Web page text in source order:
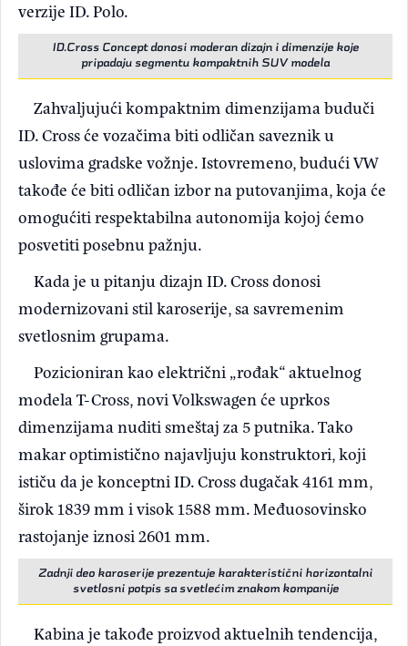
verzije ID. Polo.
ID.Cross Concept donosi moderan dizajn i dimenzije koje
pripadaju segmentu kompaktnih SUV modela
Zahvaljujući kompaktnim dimenzijama buduči
ID. Cross će vozačima biti odličan saveznik u
uslovima gradske vožnje. Istovremeno, budući VW
takođe će biti odličan izbor na putovanjima, koja će
omogućiti respektabilna autonomija kojoj ćemo
posvetiti posebnu pažnju.
Kada je u pitanju dizajn ID. Cross donosi
modernizovani stil karoserije, sa savremenim
svetlosnim grupama.
Pozicioniran kao električni „rođak“ aktuelnog
modela T-Cross, novi Volkswagen će uprkos
dimenzijama nuditi smeštaj za 5 putnika. Tako
makar optimistično najavljuju konstruktori, koji
ističu da je konceptni ID. Cross dugačak 4161 mm,
širok 1839 mm i visok 1588 mm. Međuosovinsko
rastojanje iznosi 2601 mm.
Zadnji deo karoserije prezentuje karakteristični horizontalni
svetlosni potpis sa svetlećim znakom kompanije
Kabina je takođe proizvod aktuelnih tendencija,